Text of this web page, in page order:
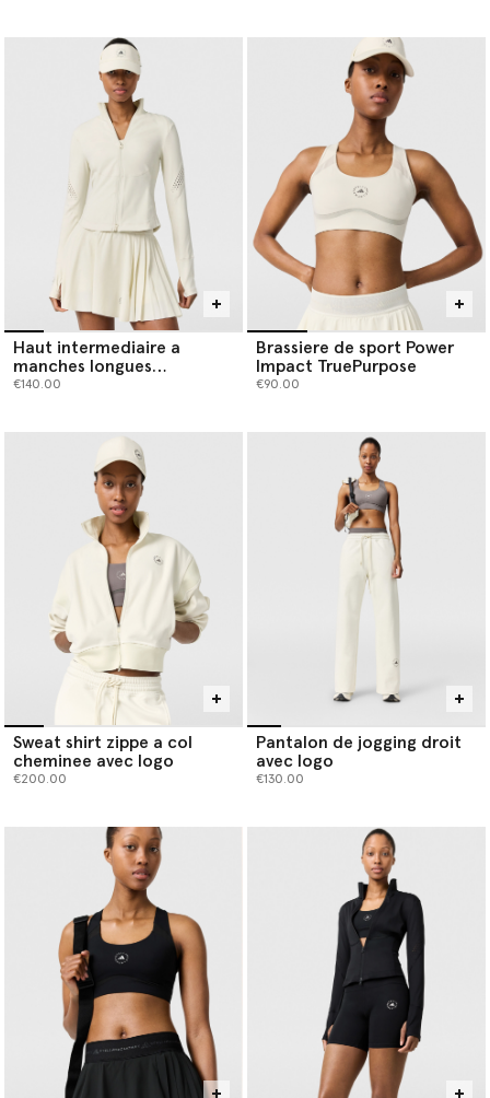
Haut intermediaire a
manches longues
TruePurpose
€140.00
Brassiere de sport Power
Impact TruePurpose
€90.00
Sweat shirt zippe a col
cheminee avec logo
€200.00
Pantalon de jogging droit
avec logo
€130.00